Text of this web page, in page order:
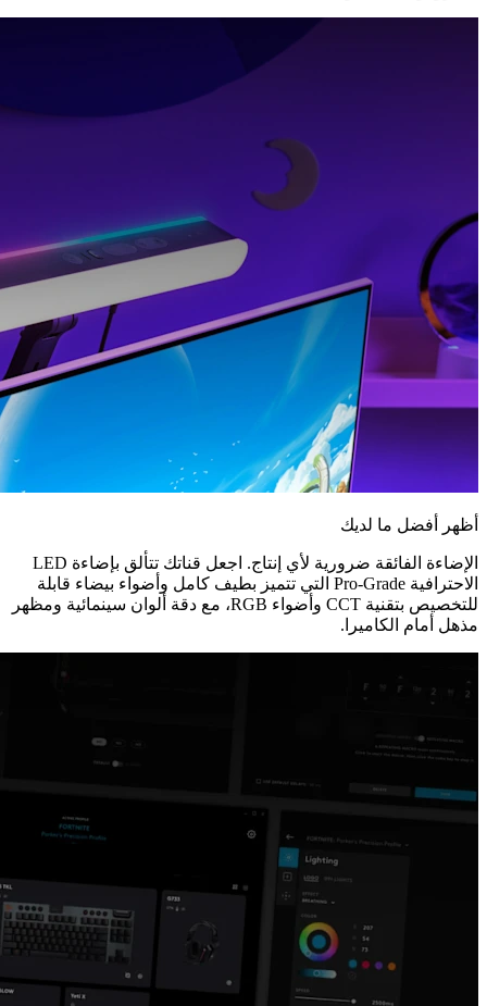
أظهر أفضل ما لديك
الإضاءة الفائقة ضرورية لأي إنتاج. اجعل قناتك تتألق بإضاءة LED
الاحترافية Pro-Grade التي تتميز بطيف كامل وأضواء بيضاء قابلة
للتخصيص بتقنية CCT وأضواء RGB، مع دقة ألوان سينمائية ومظهر
مذهل أمام الكاميرا.